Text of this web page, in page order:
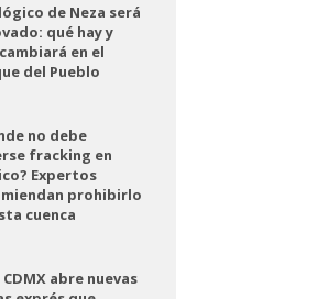
de Neza será
qué hay y
en el
del Pueblo
no debe
fracking en
Expertos
prohibirlo
cuenca
CDMX abre nuevas